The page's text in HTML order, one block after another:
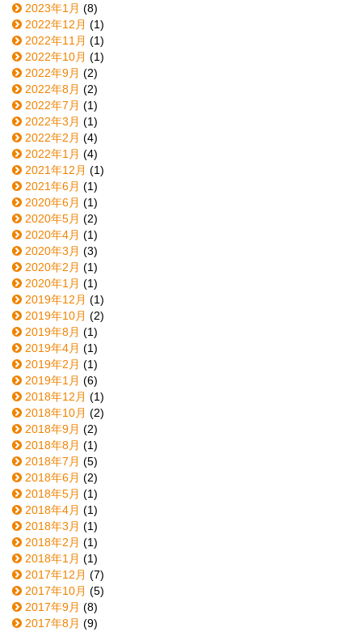
2023年1月 (8)
2022年12月 (1)
2022年11月 (1)
2022年10月 (1)
2022年9月 (2)
2022年8月 (2)
2022年7月 (1)
2022年3月 (1)
2022年2月 (4)
2022年1月 (4)
2021年12月 (1)
2021年6月 (1)
2020年6月 (1)
2020年5月 (2)
2020年4月 (1)
2020年3月 (3)
2020年2月 (1)
2020年1月 (1)
2019年12月 (1)
2019年10月 (2)
2019年8月 (1)
2019年4月 (1)
2019年2月 (1)
2019年1月 (6)
2018年12月 (1)
2018年10月 (2)
2018年9月 (2)
2018年8月 (1)
2018年7月 (5)
2018年6月 (2)
2018年5月 (1)
2018年4月 (1)
2018年3月 (1)
2018年2月 (1)
2018年1月 (1)
2017年12月 (7)
2017年10月 (5)
2017年9月 (8)
2017年8月 (9)